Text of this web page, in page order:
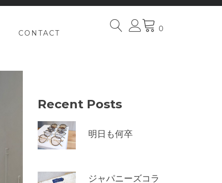
CONTACT 0
Recent Posts
明日も何卒
ジャパニーズコラ